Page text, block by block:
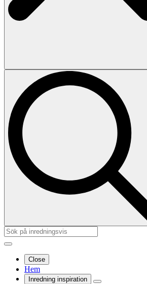
Close
Hem
Inredning inspiration